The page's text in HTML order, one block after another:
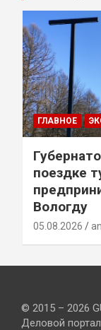
ГЛАВНОЕ
поездке
Вологду
05.08.2026
© 2015 – 2026
Деловой